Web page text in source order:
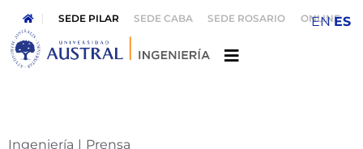
SEDE PILAR SEDE CABA SEDE ROSARIO ONLINE
Ingeniería | Prensa
EN ES